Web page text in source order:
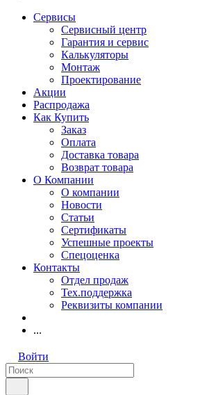
Сервисы
Сервисный центр
Гарантия и сервис
Калькуляторы
Монтаж
Проектирование
Акции
Распродажа
Как Купить
Заказ
Оплата
Доставка товара
Возврат товара
О Компании
О компании
Новости
Статьи
Сертификаты
Успешные проекты
Спецоценка
Контакты
Отдел продаж
Тех.поддержка
Реквизиты компании
...
Войти